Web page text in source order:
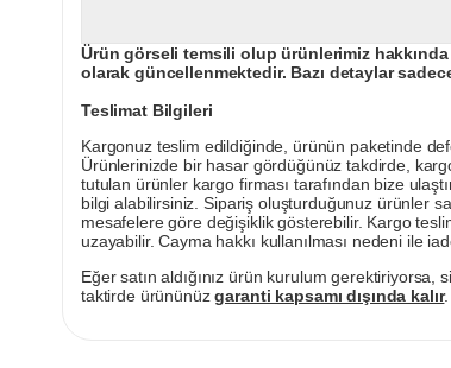
Ürün görseli temsili olup ürünlerimiz
olarak güncellenmektedir. Bazı detaylar
Teslimat Bilgileri
Kargonuz teslim edildiğinde, ürünün paketinde
Ürünlerinizde bir hasar gördüğünüz takdirde,
tutulan ürünler kargo firması tarafından bize
bilgi alabilirsiniz. Sipariş oluşturduğunuz ürünler
mesafelere göre değişiklik gösterebilir. Kargo
uzayabilir. Cayma hakkı kullanılması nedeni ile
Eğer satın aldığınız ürün kurulum gerektiriyorsa,
taktirde ürününüzgaranti kapsamı dışında kalır.